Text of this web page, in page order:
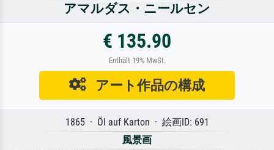
アマルダス・ニールセン
€ 135.90
Enthält 19% MwSt.
アート作品の構成
1865 · Öl auf Karton · 絵画ID: 691
風景画